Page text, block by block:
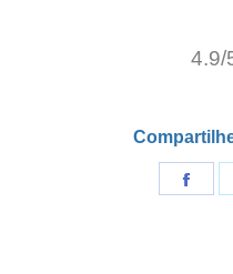
4.9/